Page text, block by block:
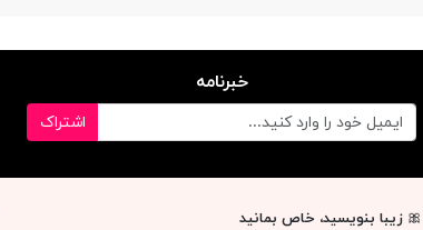
خبرنامه
اشتراک
🎀زیبا بنویسید، خاص بمانید